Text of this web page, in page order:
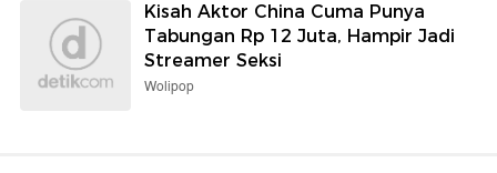
Kisah Aktor China Cuma Punya
Tabungan Rp 12 Juta, Hampir Jadi
Streamer Seksi
Wolipop